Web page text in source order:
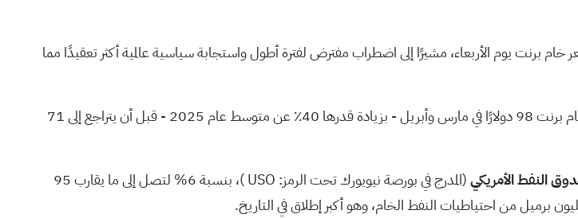
برنت يوم الأربعاء، مشيرًا إلى اضطراب مفترض لفترة أطول واستجابة سياسية عالمية أكثر تعقيدًا مما
وقال غولدمان ساكس: "يتوقع خبراء استراتيجيات السلع لدينا الآن أن يبلغ متوسط سعر خام برنت 98 دولارًا في مارس وأبريل - بزيادة قدرها 40٪ عن متوسط عام 2025 - قبل أن يتراجع إلى 71
النفط الأمريكي(المدرج في بورصة نيويورك تحت الرمز: USO
)، بنسبة 6% لتصل إلى ما يقارب 95